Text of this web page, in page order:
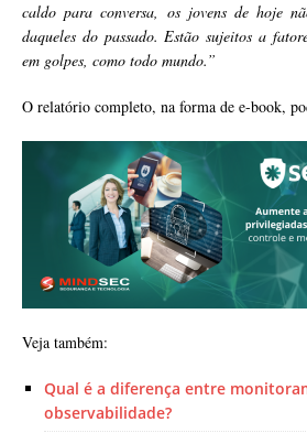
caldo para conversa, os jovens de hoje
daqueles do passado. Estão sujeitos a
em golpes, como todo mundo.”
O relatório completo, na forma de e-book,
Veja também:
Qual é a diferença entre
observabilidade?